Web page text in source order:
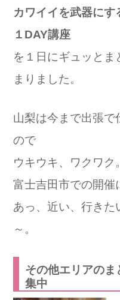
カワイイを武器にす
１DAY講座
を１日にギュッと
まりました。
山梨は今まで出張で
ので
ウキウキ、ワクワク。
富士吉田市での開催
あっ、近い、行きた
～。
その他エリアの
集中